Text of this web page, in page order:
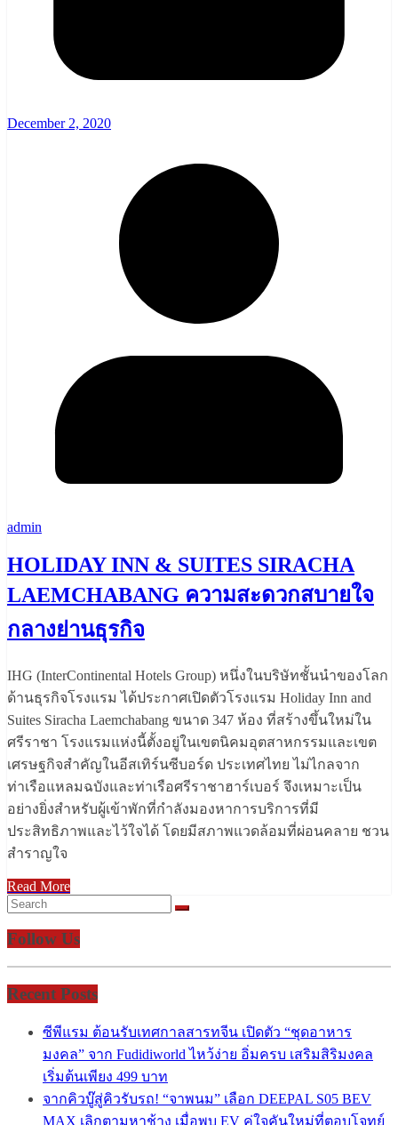
December 2, 2020
admin
HOLIDAY INN & SUITES SIRACHA
LAEMCHABANG ความสะดวกสบายใจ
กลางย่านธุรกิจ
IHG (InterContinental Hotels Group) หนึ่งในบริษัทชั้นนำของโลก
ด้านธุรกิจโรงแรม ได้ประกาศเปิดตัวโรงแรม Holiday Inn and
Suites Siracha Laemchabang ขนาด 347 ห้อง ที่สร้างขึ้นใหม่ใน
ศรีราชา โรงแรมแห่งนี้ตั้งอยู่ในเขตนิคมอุตสาหกรรมและเขต
เศรษฐกิจสำคัญในอีสเทิร์นซีบอร์ด ประเทศไทย ไม่ไกลจาก
ท่าเรือแหลมฉบังและท่าเรือศรีราชาฮาร์เบอร์ จึงเหมาะเป็น
อย่างยิ่งสำหรับผู้เข้าพักที่กำลังมองหาการบริการที่มี
ประสิทธิภาพและไว้ใจได้ โดยมีสภาพแวดล้อมที่ผ่อนคลาย ชวน
สำราญใจ
Read More
Follow Us
Recent Posts
ซีพีแรม ต้อนรับเทศกาลสารทจีน เปิดตัว “ชุดอาหาร
มงคล” จาก Fudidiworld ไหว้ง่าย อิ่มครบ เสริมสิริมงคล
เริ่มต้นเพียง 499 บาท
จากคิวบู๊สู่คิวรับรถ! “จาพนม” เลือก DEEPAL S05 BEV
MAX เลิกตามหาช้าง เมื่อพบ EV คู่ใจคันใหม่ที่ตอบโจทย์